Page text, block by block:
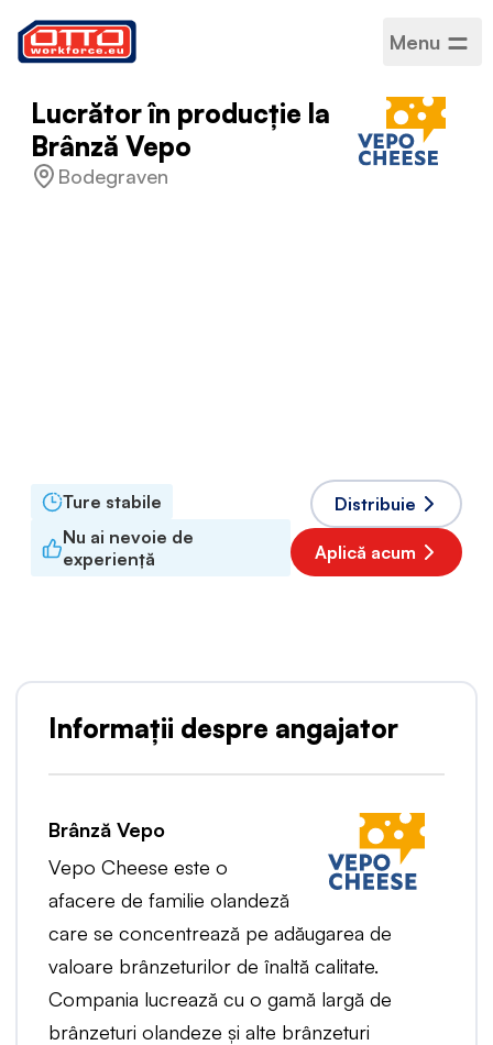
Menu
Lucrător în producție la
Brânză Vepo
Bodegraven
Ture stabile
Nu ai nevoie de
experiență
Distribuie
Aplică acum
Informații despre angajator
Brânză Vepo
Vepo Cheese este o
afacere de familie olandeză
care se concentrează pe adăugarea de
valoare brânzeturilor de înaltă calitate.
Compania lucrează cu o gamă largă de
brânzeturi olandeze și alte brânzeturi